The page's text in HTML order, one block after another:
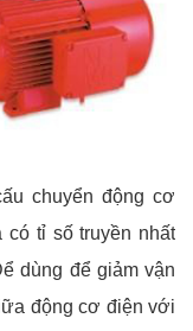
chuyển động cơ
tỉ số truyền nhất
dùng để giảm vận
động cơ điện với